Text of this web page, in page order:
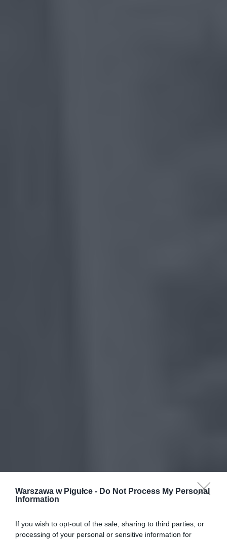
Warszawa w Pigułce - Do Not Process My Personal
Information
If you wish to opt-out of the sale, sharing to third parties, or
processing of your personal or sensitive information for